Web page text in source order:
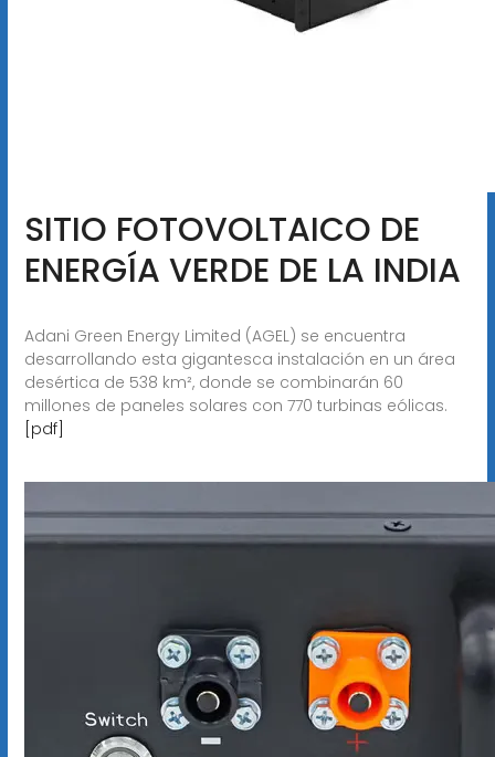
SITIO FOTOVOLTAICO DE
ENERGÍA VERDE DE LA INDIA
Adani Green Energy Limited (AGEL) se encuentra
desarrollando esta gigantesca instalación en un área
desértica de 538 km², donde se combinarán 60
millones de paneles solares con 770 turbinas eólicas.
[pdf]